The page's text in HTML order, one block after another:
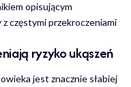
opisującym
częstymi przekroczeniami
ryzyko ukąszeń
jest znacznie słabiej